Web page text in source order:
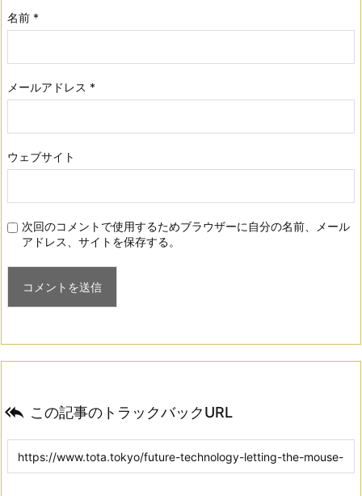
名前 *
メールアドレス *
ウェブサイト
次回のコメントで使用するためブラウザーに自分の名前、メール
アドレス、サイトを保存する。
 この記事のトラックバックURL